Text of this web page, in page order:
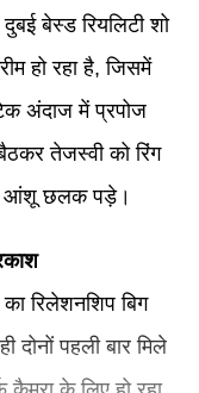
बेस्ड रियलिटी शो
हो रहा है, जिसमें
अंदाज में प्रपोज
तेजस्वी को रिंग
आंशू छलक पड़े।
रिलेशनशिप बिग
पहली बार मिले